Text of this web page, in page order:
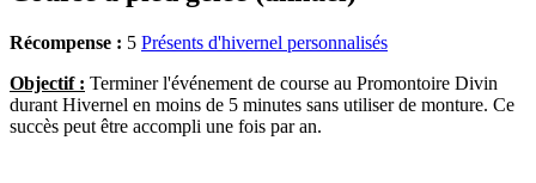
Récompense : 5 Présents d'hivernel personnalisés
Objectif : Terminer l'événement de course au Promontoire Divin
durant Hivernel en moins de 5 minutes sans utiliser de monture. Ce
succès peut être accompli une fois par an.